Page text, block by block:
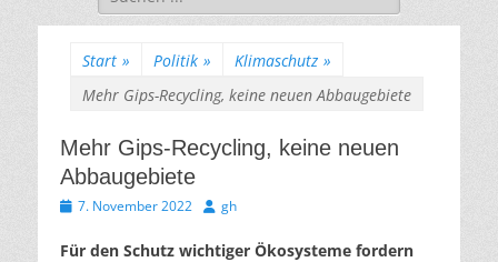
nach:
Start » Politik » Klimaschutz »
Mehr Gips-Recycling, keine neuen Abbaugebiete
Mehr Gips-Recycling, keine neuen
Abbaugebiete
Veröffentlicht
7. November 2022 Autor
gh
Für den Schutz wichtiger Ökosysteme fordern